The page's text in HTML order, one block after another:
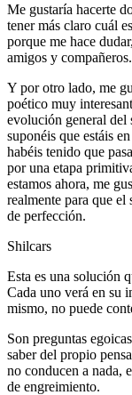
Me gustaría hacerte
tener más claro cuál
porque me hace
amigos y compañeros.
Y por otro lado, me
poético muy
evolución general del
suponéis que estáis
habéis tenido que
por una etapa
estamos ahora, me
realmente para que el
de perfección.
Shilcars
Esta es una solución
Cada uno verá en su
mismo, no puede
Son preguntas
saber del propio
no conducen a nada,
de engreimiento.